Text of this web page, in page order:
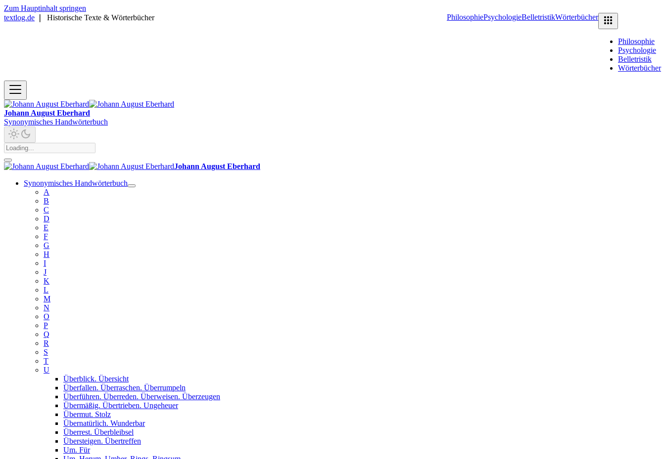
Zum Hauptinhalt springen
textlog.de
Historische Texte & Wörterbücher PhilosophiePsychologieBelletristikWörterbücher
Philosophie
Psychologie
Belletristik
Wörterbücher
Johann August Eberhard
Synonymisches Handwörterbuch
Johann August Eberhard
Synonymisches Handwörterbuch
A
B
C
D
E
F
G
H
I
J
K
L
M
N
O
P
Q
R
S
T
U
Überblick. Übersicht
Überfallen. Überraschen. Überrumpeln
Überführen. Überreden. Überweisen. Überzeugen
Übermäßig. Übertrieben. Ungeheuer
Übermut. Stolz
Übernatürlich. Wunderbar
Überrest. Überbleibsel
Übersteigen. Übertreffen
Um. Für